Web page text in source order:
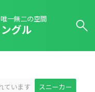
一無二の空間
グル
ています
スニーカー